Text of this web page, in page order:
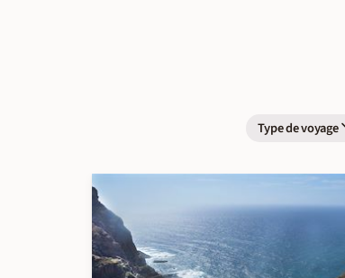
Type de voyage